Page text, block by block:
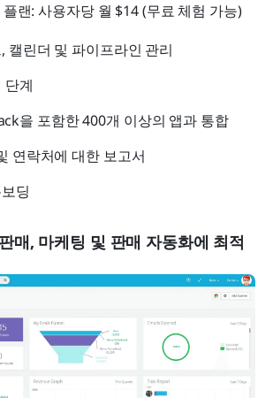
랜: 사용자당 월 $14 (무료 체험 가능)
캘린더 및 파이프라인 관리
단계
을 포함한 400개 이상의 앱과 통합
연락처에 대한 보고서
딩
매, 마케팅 및 판매 자동화에 최적